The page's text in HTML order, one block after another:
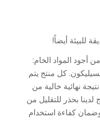
للبيئة أيضاً!
أجود المواد الخام:
كل منتج يتم
نهائية خالية من
بحذر للتقليل من
وضمان كفاءة استخدام